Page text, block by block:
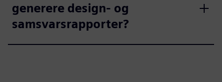
generere design- og
samsvarsrapporter?